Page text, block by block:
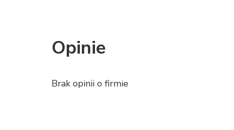
Opinie
Brak opinii o firmie